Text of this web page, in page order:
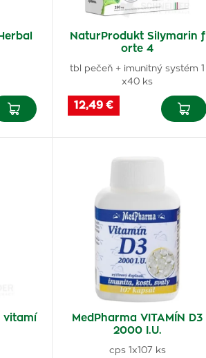
NaturProdukt Silymarin f
orte 4
tbl pečeň + imunitný systém 1
x40 ks
12,49 €
vitamí
MedPharma VITAMÍN D3
2000 I.U.
cps 1x107 ks